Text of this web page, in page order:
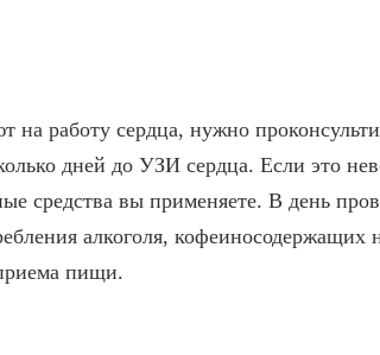
работу сердца, нужно
дней до УЗИ сердца. Если это
средства вы применяете. В день
алкоголя, кофеиносодержащих
пищи.